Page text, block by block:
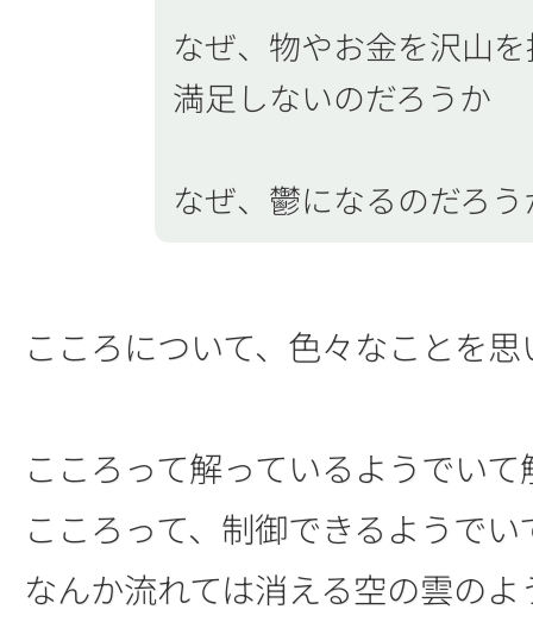
なぜ、物やお金を沢山
満足しないのだろうか
なぜ、鬱になるのだろう
こころについて、色々なことを思
こころって解っているようでい
こころって、制御できるようで
なんか流れては消える空の雲の